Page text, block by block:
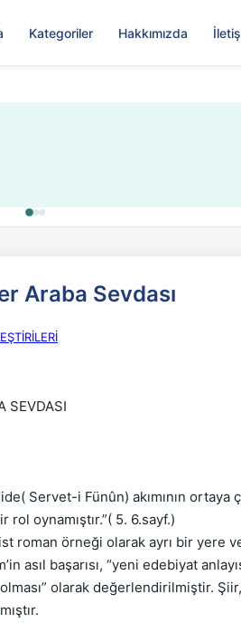
Kategoriler Hakkımızda
sistemi getirildi
Araba Sevdası
SEVDASI
Servet-i Fünûn) akımının ortaya
oynamıştır.”( 5. 6.sayf.)
roman örneği olarak ayrı bir yere
asıl başarısı, “yeni edebiyat
olarak değerlendirilmiştir.